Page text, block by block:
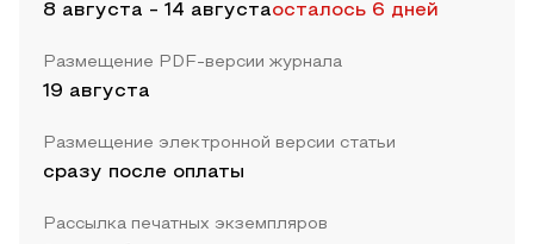
8 августа - 14 августаосталось 6 дней
Размещение PDF-версии журнала
19 августа
Размещение электронной версии статьи
сразу после оплаты
Рассылка печатных экземпляров